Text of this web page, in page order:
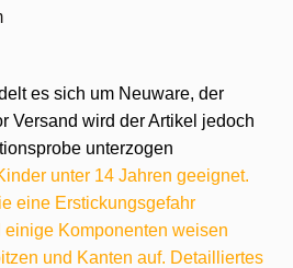
es sich um Neuware, der
Versand wird der Artikel jedoch
unterzogen
unter 14 Jahren geeignet.
eine Erstickungsgefahr
Komponenten weisen
und Kanten auf. Detailliertes